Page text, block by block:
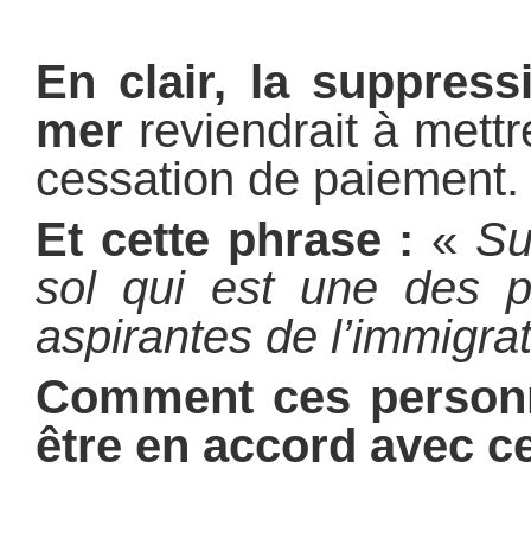
En clair, la
mer reviendrait à
cessation de paiement.
Et cette phrase : «
sol qui est une des
aspirantes de
Comment ces
être en accord avec